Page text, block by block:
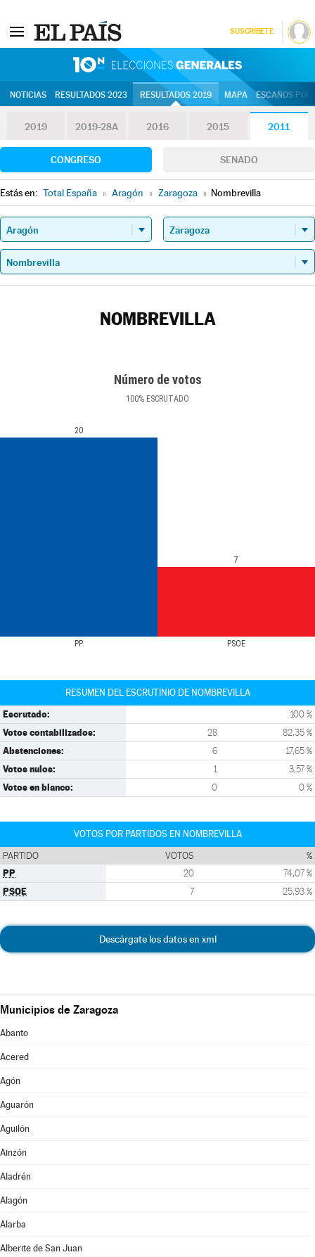
SUSCRÍBETE
NOTICIAS RESULTADOS 2023 RESULTADOS 2019 MAPA ESCAÑOS
2019 2019-28A 2016 2015 2011
CONGRESO SENADO
Estás en: Total España » Aragón » Zaragoza » Nombrevilla
NOMBREVILLA
Número de votos
100% ESCRUTADO
PP PSOE
20
7
RESUMEN DEL ESCRUTINIO DE NOMBREVILLA
Escrutado: 100 %
Votos contabilizados: 28 82,35 %
Abstenciones: 6 17,65 %
Votos nulos: 1 3,57 %
Votos en blanco: 0 0 %
VOTOS POR PARTIDOS EN NOMBREVILLA
PARTIDO VOTOS %
PP 20 74,07 %
PSOE 7 25,93 %
Descárgate los datos en xml
Municipios de Zaragoza
Abanto
Acered
Agón
Aguarón
Aguilón
Ainzón
Aladrén
Alagón
Alarba
Alberite de San Juan